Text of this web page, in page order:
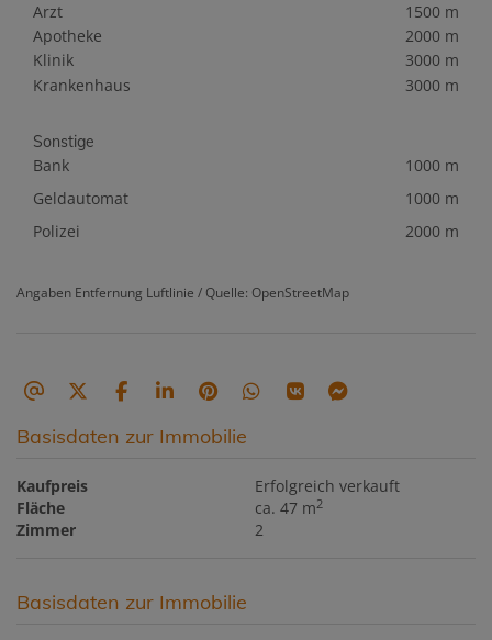
Arzt
1500 m
Apotheke
2000 m
Klinik
3000 m
Krankenhaus
3000 m
Sonstige
Bank
1000 m
Geldautomat
1000 m
Polizei
2000 m
Angaben Entfernung Luftlinie / Quelle: OpenStreetMap
Basisdaten zur Immobilie
Kaufpreis
Erfolgreich verkauft
Fläche
ca. 47 m2
Zimmer 2
Basisdaten zur Immobilie